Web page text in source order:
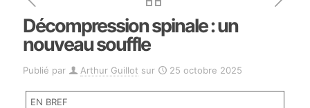
Décompression spinale : un
nouveau souffle
Publié par Arthur Guillot sur 25 octobre 2025
EN BREF